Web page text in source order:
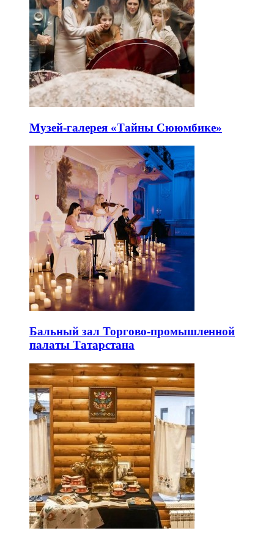
Музей-галерея «Тайны Сююмбике»
Бальный зал Торгово-промышленной
палаты Татарстана